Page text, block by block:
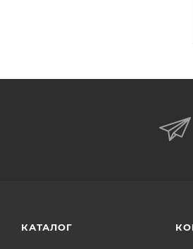
КАТАЛОГ